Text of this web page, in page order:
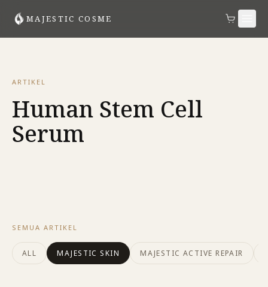
MAJESTIC COSME
ARTIKEL
Human Stem Cell
Serum
SEMUA ARTIKEL
ALL MAJESTIC SKIN MAJESTIC ACTIVE REPAIR